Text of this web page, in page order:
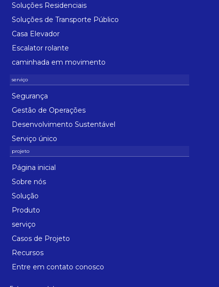
Soluções Residenciais
Soluções de Transporte Público
Casa Elevador
Escalator rolante
caminhada em movimento
Segurança
Gestão de Operações
Desenvolvimento Sustentável
Serviço único
Página inicial
Sobre nós
Solução
Produto
serviço
Casos de Projeto
Recursos
Entre em contato conosco